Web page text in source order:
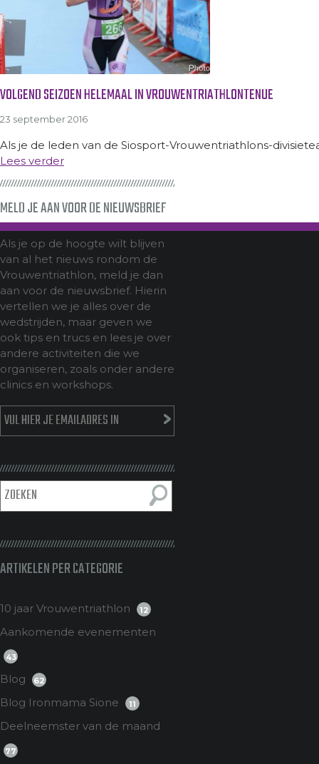
VOLGEND SEIZOEN HELEMAAL IN VROUWENTRIATHLONTENUE
23 september 2016
Als je de leden van de Siosport-Vrouwentriathlons-
Lees verder
MELD JE AAN VOOR DE NIEUWSBRIEF
Als je op de hoogte wilt blijven
van al het nieuws rondom de
Vrouwentriathlon, meld je dan
aan voor de nieuwsbrief. Hierin
vertellen we je alles over de
wedstrijden, maar geven we
ook tips en trucs en lees je over
andere activiteiten die we
organiseren, zoals onder andere
clinics en workshops.
ARTIKELEN PER CATEGORIE
10 jaar Vrouwentriathlon 12
Aankomende evenementen
43
Blog 62
Blog Ironmama Sione 11
Deelneemster van de maand
77